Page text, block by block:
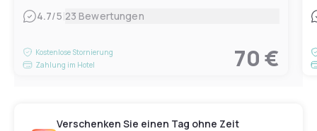
4.7/5|23 Bewertungen
Kostenlose Stornierung
Zahlung im Hotel
70 €
Verschenken Sie einen Tag ohne Zeit